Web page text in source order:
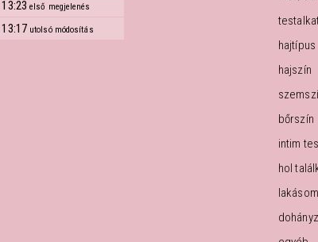
első megjelenés
utolsó módosítás
hajtípus
hajszín
bőrszín
intim
hol
lakásom